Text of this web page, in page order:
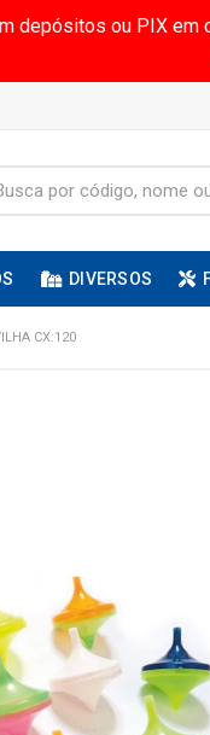
depósitos ou PIX
DIVERSOS
CX:120